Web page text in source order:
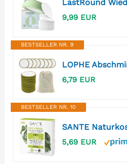
9,99 EUR
BESTSELLER NR. 9
6,79 EUR
BESTSELLER NR. 10
5,69 EUR